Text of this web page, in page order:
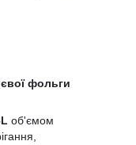
фольги
об'ємом